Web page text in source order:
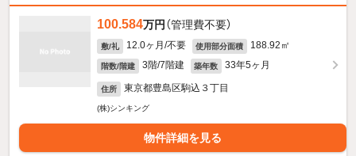
100.584万円 （管理費不要）
敷/礼 12.0ヶ月/不要 使用部分面積 188.92㎡
階数/階建 3階/7階建 築年数 33年5ヶ月
住所 東京都豊島区駒込３丁目
(株)シンキング
物件詳細を見る